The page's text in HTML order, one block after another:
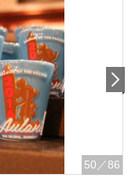
50 ／86